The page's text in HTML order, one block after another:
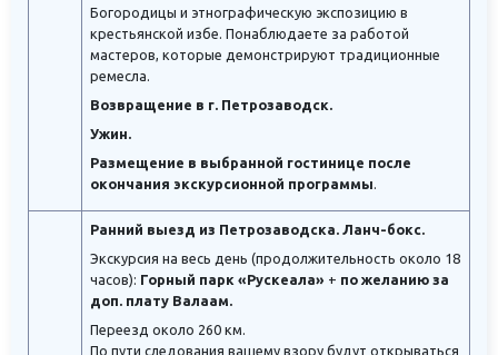
Богородицы и этнографическую экспозицию в
крестьянской избе. Понаблюдаете за работой
мастеров, которые демонстрируют традиционные
ремесла.
Возвращение в г. Петрозаводск.
Ужин.
Размещение в выбранной гостинице после
окончания экскурсионной программы.
Ранний выезд из Петрозаводска. Ланч-бокс.
Экскурсия на весь день (продолжительность около 18
часов): Горный парк «Рускеала» + по желанию за
доп. плату Валаам.
Переезд около 260 км.
По пути следования вашему взору будут открываться